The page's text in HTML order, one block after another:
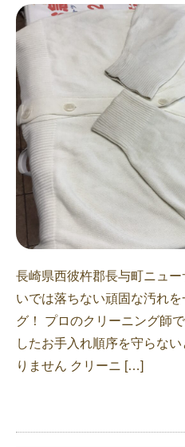
長崎県西彼杵郡長与町ニュ
いでは落ちない頑固な汚れ
グ！ プロのクリーニング師
したお手入れ順序を守らな
りません クリーニ […]